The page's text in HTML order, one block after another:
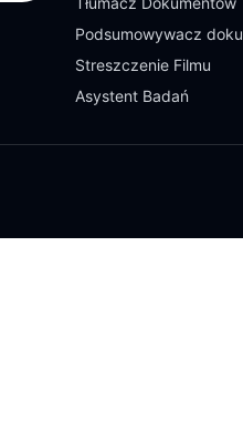
Podsumowywacz
Streszczenie Filmu
Asystent Badań